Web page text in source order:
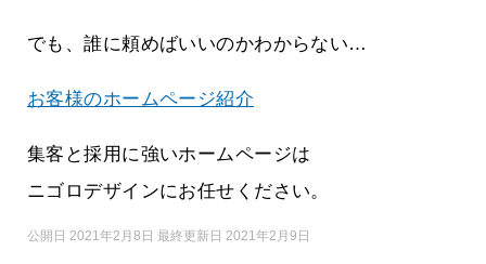
でも、誰に頼めばいいのかわからない…
お客様のホームページ紹介
集客と採用に強いホームページは
ニゴロデザインにお任せください。
公開日 2021年2月8日 最終更新日 2021年2月9日